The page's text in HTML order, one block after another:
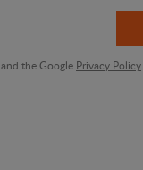
the Google Privacy Policy